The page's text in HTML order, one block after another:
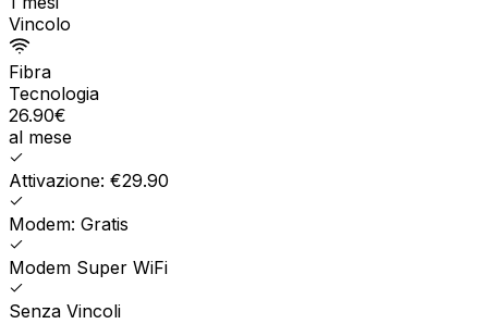
Vincolo
Fibra
Tecnologia
26.90€
al mese
Attivazione: €29.90
Modem: Gratis
Modem Super WiFi
Senza Vincoli